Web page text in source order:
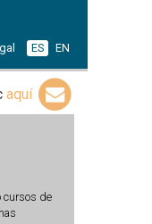
ES EN
aquí
cursos de